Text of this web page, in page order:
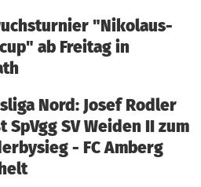
"Nikolaus-
ab Freitag in
Nord: Josef Rodler
SpVgg SV Weiden II zum
- FC Amberg